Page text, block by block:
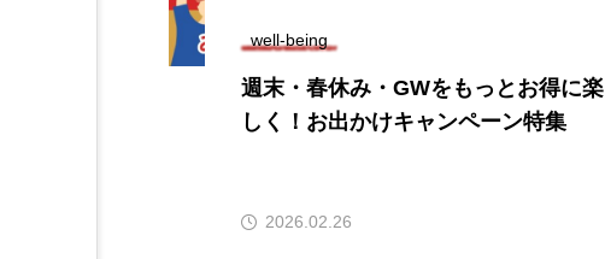
well-being
週末・春休み・GWをもっとお得に楽
しく！お出かけキャンペーン特集
2026.02.26